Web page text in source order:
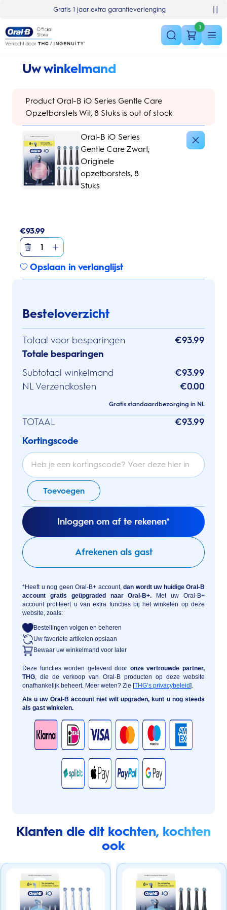
Gratis 1 jaar extra garantieverlenging
1
Uw winkelmand
Product Oral-B iO Series Gentle Care
Opzetborstels Wit, 8 Stuks is out of stock
Oral-B iO Series
Gentle Care Zwart,
Originele
opzetborstels, 8
Stuks
€93.99
1
Opslaan in verlanglijst
Besteloverzicht
Totaal voor besparingen
€93.99
Totale besparingen
Subtotaal winkelmand
€93.99
NL Verzendkosten
€0.00
Gratis standaardbezorging in NL
TOTAAL
€93.99
Kortingscode
Toevoegen
Inloggen om af te rekenen*
Afrekenen als gast
*Heeft u nog geen Oral-B+ account, dan wordt uw huidige Oral-B
account gratis geüpgraded naar Oral-B+. Met uw Oral-B+
account profiteert u van extra functies bij het winkelen op deze
website, zoals:
Bestellingen volgen en beheren
Uw favoriete artikelen opslaan
Bewaar uw winkelmand voor later
Deze functies worden geleverd door onze vertrouwde partner,
THG , die de verkoop van Oral-B producten op deze website
onafhankelijk beheert. Meer weten? Zie [THG’s privacybeleid].
Als u uw Oral-B account niet wilt upgraden, kunt u nog steeds
als gast winkelen.
Klanten die dit kochten, kochten
ook